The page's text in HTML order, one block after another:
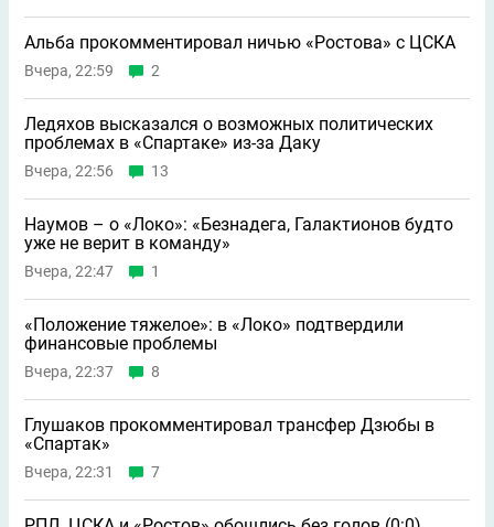
Альба прокомментировал ничью «Ростова» с ЦСКА
Вчера, 22:59 2
Ледяхов высказался о возможных политических
проблемах в «Спартаке» из-за Даку
Вчера, 22:56 13
Наумов – о «Локо»: «Безнадега, Галактионов будто
уже не верит в команду»
Вчера, 22:47 1
«Положение тяжелое»: в «Локо» подтвердили
финансовые проблемы
Вчера, 22:37 8
Глушаков прокомментировал трансфер Дзюбы в
«Спартак»
Вчера, 22:31 7